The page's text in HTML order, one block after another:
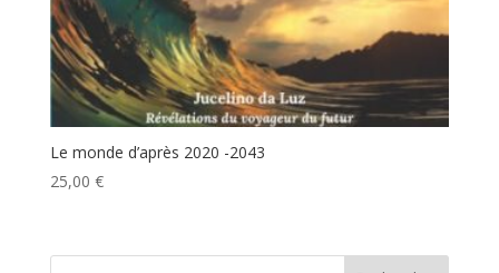
Le monde d’après 2020 -2043
25,00 €